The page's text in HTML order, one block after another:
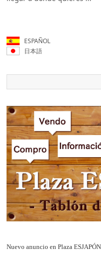
ESPAÑOL
日本語
Nuevo anuncio en Plaza ESJAPÓN